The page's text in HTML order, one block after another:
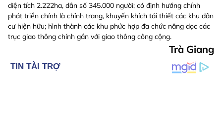
diện tích 2.222ha, dân số 345.000 người; có định hướng chính
phát triển chính là chỉnh trang, khuyến khích tái thiết các khu dân
cư hiện hữu; hình thành các khu phức hợp đa chức năng dọc các
trục giao thông chính gắn với giao thông công cộng.
Trà Giang